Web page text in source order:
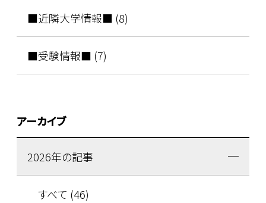
■近隣大学情報■ (8)
■受験情報■ (7)
アーカイブ
2026年の記事
すべて (46)